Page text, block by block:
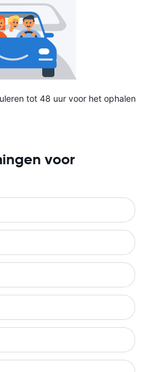
tot 48 uur voor het ophalen
voor